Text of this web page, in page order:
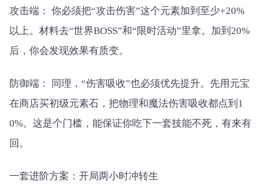
攻击端： 你必须把“攻击伤害”这个元素加到至少+20%
以上。材料去“世界BOSS”和“限时活动”里拿。加到20%
后，你会发现效果有质变。
防御端： 同理，“伤害吸收”也必须优先提升。先用元宝
在商店买初级元素石，把物理和魔法伤害吸收都点到1
0%。这是个门槛，能保证你吃下一套技能不死，有来有
回。
一套进阶方案：开局两小时冲转生